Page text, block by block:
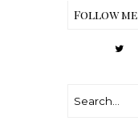
Follow me